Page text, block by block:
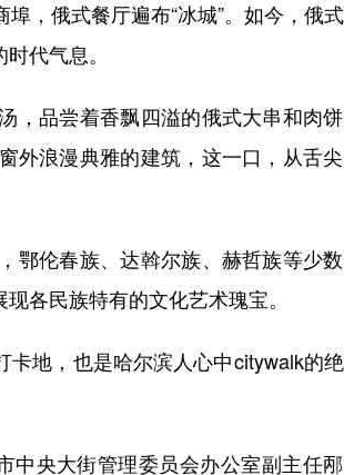
，俄式餐厅遍布“冰城”。如今，俄
代气息。
品尝着香飘四溢的俄式大串和肉
外浪漫典雅的建筑，这一口，从舌
伦春族、达斡尔族、赫哲族等少
各民族特有的文化艺术瑰宝。
地，也是哈尔滨人心中citywalk的
中央大街管理委员会办公室副主任